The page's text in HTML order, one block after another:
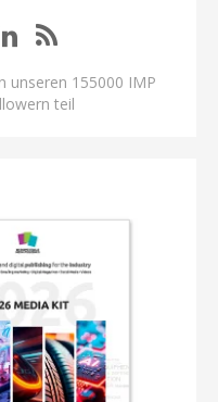
unseren 155000 IMP
teil